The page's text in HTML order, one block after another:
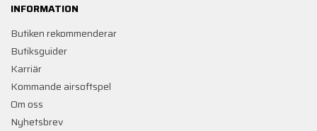
INFORMATION
Butiken rekommenderar
Butiksguider
Karriär
Kommande airsoftspel
Om oss
Nyhetsbrev